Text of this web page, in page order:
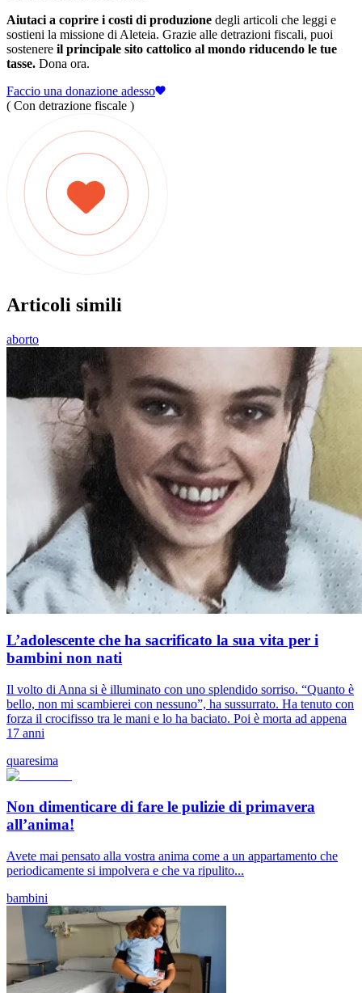
Aiutaci a coprire i costi di produzione degli articoli che leggi e
sostieni la missione di Aleteia. Grazie alle detrazioni fiscali, puoi
sostenere il principale sito cattolico al mondo riducendo le tue
tasse. Dona ora.
Faccio una donazione adesso
( Con detrazione fiscale )
Articoli simili
aborto
L’adolescente che ha sacrificato la sua vita per i
bambini non nati
Il volto di Anna si è illuminato con uno splendido sorriso. “Quanto è
bello, non mi scambierei con nessuno”, ha sussurrato. Ha tenuto con
forza il crocifisso tra le mani e lo ha baciato. Poi è morta ad appena
17 anni
quaresima
Non dimenticare di fare le pulizie di primavera
all’anima!
Avete mai pensato alla vostra anima come a un appartamento che
periodicamente si impolvera e che va ripulito...
bambini